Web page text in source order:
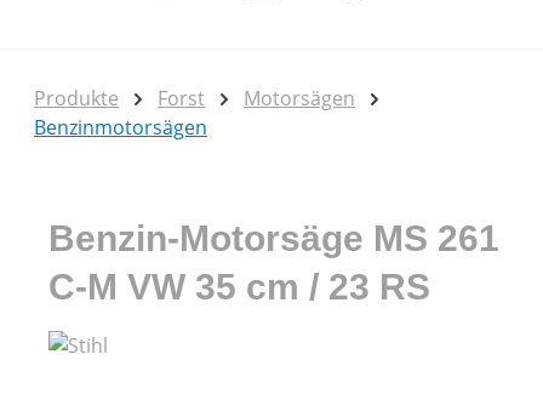
Produkte Forst
Motorsägen
Benzinmotorsägen
Benzin-Motorsäge MS 261
C-M VW 35 cm / 23 RS